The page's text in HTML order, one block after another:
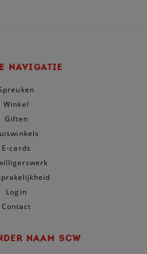
NAVIGATIE
Winkel
Giften
E-cards
Login
Contact
NAAM SCW